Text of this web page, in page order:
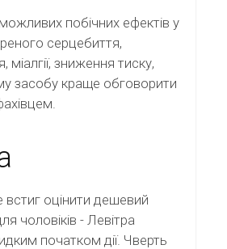
побічних ефектів у
серцебиття,
зниження тиску,
засобу краще обговорити
встиг оцінити дешевий
чоловіків - Левітра
початком дії. Чверть